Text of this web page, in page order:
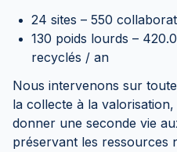
24 sites – 550
130 poids lourds –
recyclés / an
Nous intervenons sur
la collecte à la
donner une seconde vie
préservant les ressources